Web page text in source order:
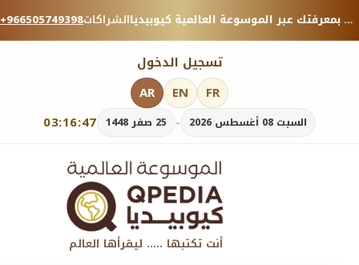
+966505749398الشراكات منصة معرفية موثوقة — شارك بمعرفتك عبر الموسوعة العالمية كيوبيديا.
تسجيل الدخول
03:16:48 السبت 08 أغسطس 2026 - 25 صفر 1448
AR EN FR
أنت تكتبها ..... ليقرأها العالم